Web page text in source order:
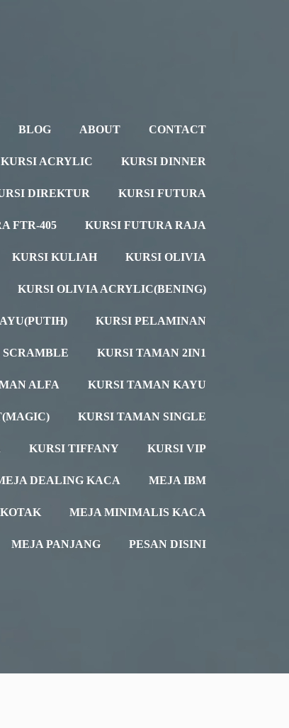
BLOG ABOUT CONTACT
KURSI ACRYLIC KURSI DINNER
DIREKTUR KURSI FUTURA
FTR-405 KURSI FUTURA RAJA
KURSI KULIAH KURSI OLIVIA
KURSI OLIVIA ACRYLIC(BENING)
KURSI PELAMINAN
SCRAMBLE KURSI TAMAN 2IN1
ALFA KURSI TAMAN KAYU
KURSI TAMAN SINGLE
KURSI TIFFANY KURSI VIP
DEALING KACA MEJA IBM
MEJA MINIMALIS KACA
MEJA PANJANG PESAN DISINI